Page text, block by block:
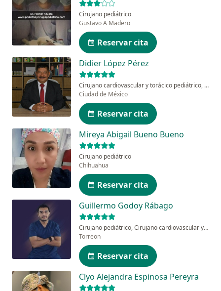
Cirujano pediátrico
Gustavo A Madero
Reservar cita
Didier López Pérez
Cirujano cardiovascular y torácico pediátrico, Cirujano pediátrico
Ciudad de México
Reservar cita
Mireya Abigail Bueno Bueno
Cirujano pediátrico
Chihuahua
Reservar cita
Guillermo Godoy Rábago
Cirujano pediátrico, Cirujano cardiovascular y torácico pediátrico
Torreon
Reservar cita
Clyo Alejandra Espinosa Pereyra